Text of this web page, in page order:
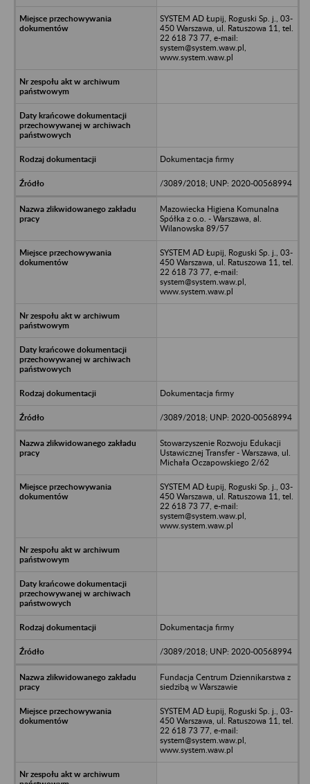
SYSTEM AD Łupij, Roguski Sp. j., 03-
450 Warszawa, ul. Ratuszowa 11, tel.
22 618 73 77, e-mail:
system@system.waw.pl,
www.system.waw.pl
Dokumentacja firmy
/3089/2018; UNP: 2020-00568994
Mazowiecka Higiena Komunalna
Spółka z o.o. - Warszawa, al.
Wilanowska 89/57
SYSTEM AD Łupij, Roguski Sp. j., 03-
450 Warszawa, ul. Ratuszowa 11, tel.
22 618 73 77, e-mail:
system@system.waw.pl,
www.system.waw.pl
Dokumentacja firmy
/3089/2018; UNP: 2020-00568994
Stowarzyszenie Rozwoju Edukacji
Ustawicznej Transfer - Warszawa, ul.
Michała Oczapowskiego 2/62
SYSTEM AD Łupij, Roguski Sp. j., 03-
450 Warszawa, ul. Ratuszowa 11, tel.
22 618 73 77, e-mail:
system@system.waw.pl,
www.system.waw.pl
Dokumentacja firmy
/3089/2018; UNP: 2020-00568994
Fundacja Centrum Dziennikarstwa z
siedzibą w Warszawie
SYSTEM AD Łupij, Roguski Sp. j., 03-
450 Warszawa, ul. Ratuszowa 11, tel.
22 618 73 77, e-mail:
system@system.waw.pl,
www.system.waw.pl